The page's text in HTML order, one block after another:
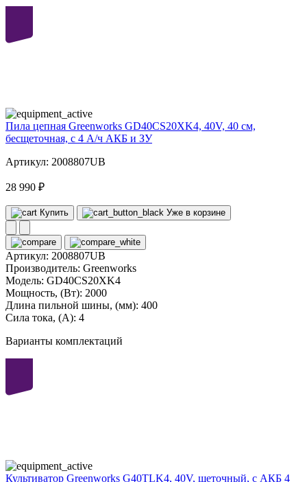
Пила цепная Greenworks GD40CS20XK4, 40V, 40 см,
бесщеточная, с 4 А/ч АКБ и ЗУ
Артикул: 2008807UB
28 990 ₽
Купить Уже в корзине
Артикул: 2008807UB
Производитель: Greenworks
Модель: GD40CS20XK4
Мощность, (Вт): 2000
Длина пильной шины, (мм): 400
Сила тока, (А): 4
Варианты комплектаций
Культиватор Greenworks G40TLK4, 40V, щеточный, с АКБ 4